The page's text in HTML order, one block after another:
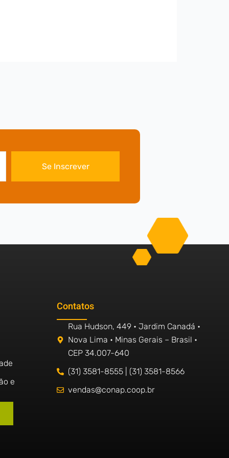
Se Inscrever
e
Contatos
Rua Hudson, 449 • Jardim Canadá •
Nova Lima • Minas Gerais – Brasil •
CEP 34.007-640
(31) 3581-8555 | (31) 3581-8566
vendas@conap.coop.br